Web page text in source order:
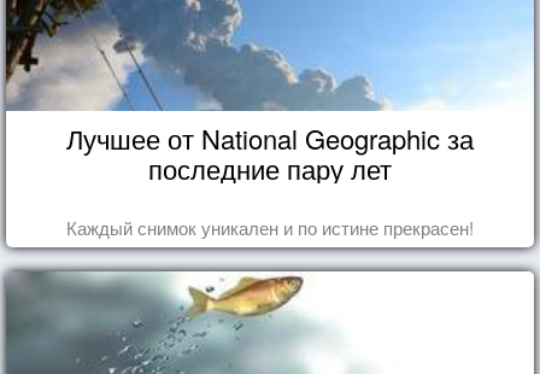
Лучшее от National Geographic за
последние пару лет
Каждый снимок уникален и по истине прекрасен!